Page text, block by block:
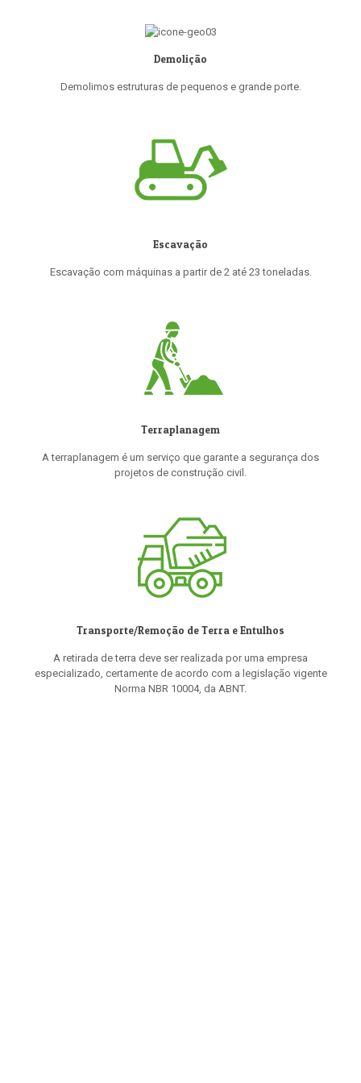
Demolição
Demolimos estruturas de pequenos e grande porte.
Escavação
Escavação com máquinas a partir de 2 até 23 toneladas.
Terraplanagem
A terraplanagem é um serviço que garante a segurança dos
projetos de construção civil.
Transporte/Remoção de Terra e Entulhos
A retirada de terra deve ser realizada por uma empresa
especializado, certamente de acordo com a legislação vigente
Norma NBR 10004, da ABNT.